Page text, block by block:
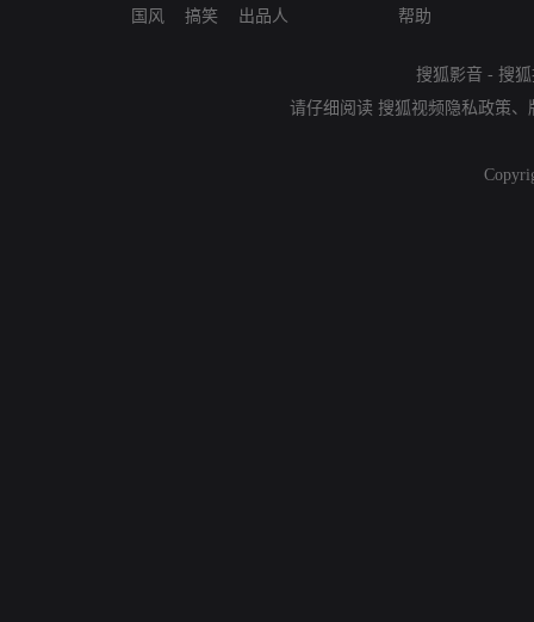
国风
搞笑
出品人
帮助
搜狐影音 - 搜
请仔细阅读 搜狐视频隐私政策、